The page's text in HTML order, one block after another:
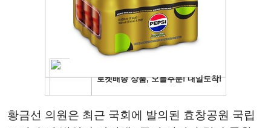
황금선 의원은 최근 국회에 발의된 효창공원 국립